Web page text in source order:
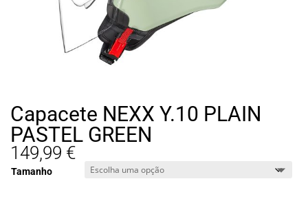
Capacete NEXX Y.10 PLAIN
PASTEL GREEN
149,99 €
Tamanho